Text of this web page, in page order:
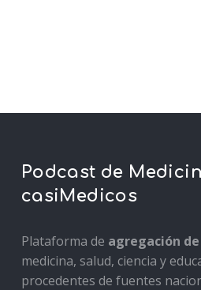
Podcast de
casiMedicos
Plataforma de agregación
medicina, salud, ciencia y
procedentes de fuentes